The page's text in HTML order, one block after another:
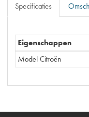
Specificaties
Eigenschappen
Model Citroën